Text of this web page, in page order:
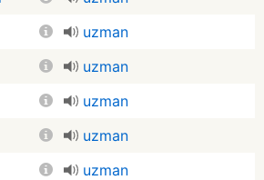
uzman
uzman
uzman
uzman
uzman